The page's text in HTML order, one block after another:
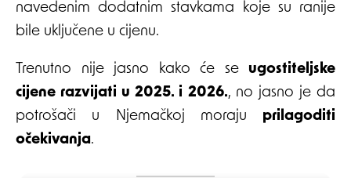
navedenim dodatnim stavkama koje su ranije
bile uključene u cijenu.
Trenutno nije jasno kako će se ugostiteljske
cijene razvijati u 2025. i 2026., no jasno je da
potrošači u Njemačkoj moraju prilagoditi
očekivanja.